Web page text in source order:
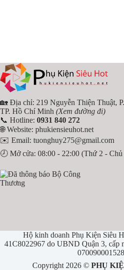
🏡 Địa chỉ: 219 Nguyễn Thiện Thuật,
TP. Hồ Chí Minh (Xem đường đi)
📞 Hotline: 0931 840 272
🌐 Website: phukiensieuhot.net
✉️ Email: tuonghuy275@gmail.com
🕗 Mở cửa: 08:00 - 22:00 (Thứ 2 - Chủ
Hộ kinh doanh Phụ Kiện Siêu
41C8022967 do UBND Quận 3, cấp
070090001528
Copyright 2026 ©PHỤ